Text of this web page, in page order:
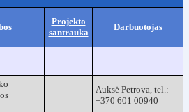
Projekto
santrauka
Darbuotojas
Auksė Petrova, tel.:
+370 601 00940